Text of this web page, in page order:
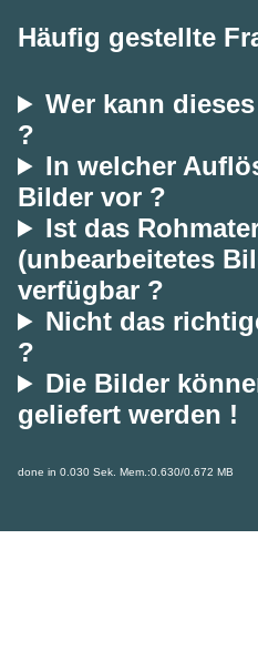
Häufig gestellte
Wer kann
?
In welcher
Bilder vor ?
Ist das
(unbearbeitetes
verfügbar ?
Nicht das
?
Die Bilder
geliefert werden !
done in 0.030 Sek. Mem.:0.630/0.672 MB